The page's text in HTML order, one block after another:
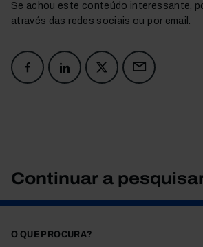
Se achou este conteúdo interessante,
através das redes sociais ou por email.
Continuar a
O QUE PROCURA?